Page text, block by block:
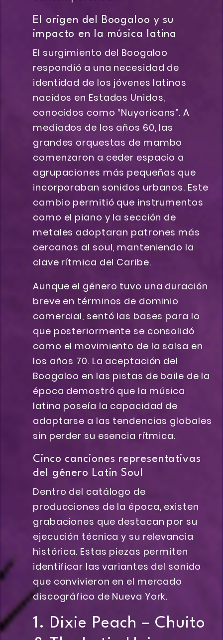
El origen del Boogaloo y su
impacto en la música latina
El surgimiento del Boogaloo
respondió a una necesidad de
identidad de los jóvenes latinos
nacidos en Estados Unidos,
conocidos como “Nuyoricans”. A
mediados de los años 60, las
grandes orquestas de mambo
comenzaron a ceder espacio a
agrupaciones más pequeñas que
incorporaban sonidos urbanos. Este
cambio permitió que instrumentos
como el piano y la sección de
metales adoptaran patrones más
cercanos al soul, manteniendo la
clave rítmica del Caribe.
Aunque el género tuvo una duración
breve en términos de dominio
comercial, sentó las bases para lo
que posteriormente se consolidó
como el movimiento de la salsa en
los años 70. La aceptación del
Boogaloo en las pistas de baile de la
época demostró que la música
latina poseía la capacidad de
adaptarse a las tendencias globales
sin perder su esencia rítmica.
Cinco canciones representativas
del género Latin Soul
Dentro del catálogo de
producciones de la época, existen
grabaciones que destacan por su
ejecución técnica y su relevancia
histórica. Estas piezas permiten
identificar las variantes del sonido
que convivieron en el mercado
discográfico de Nueva York.
1. Dixie Peach – Chuito